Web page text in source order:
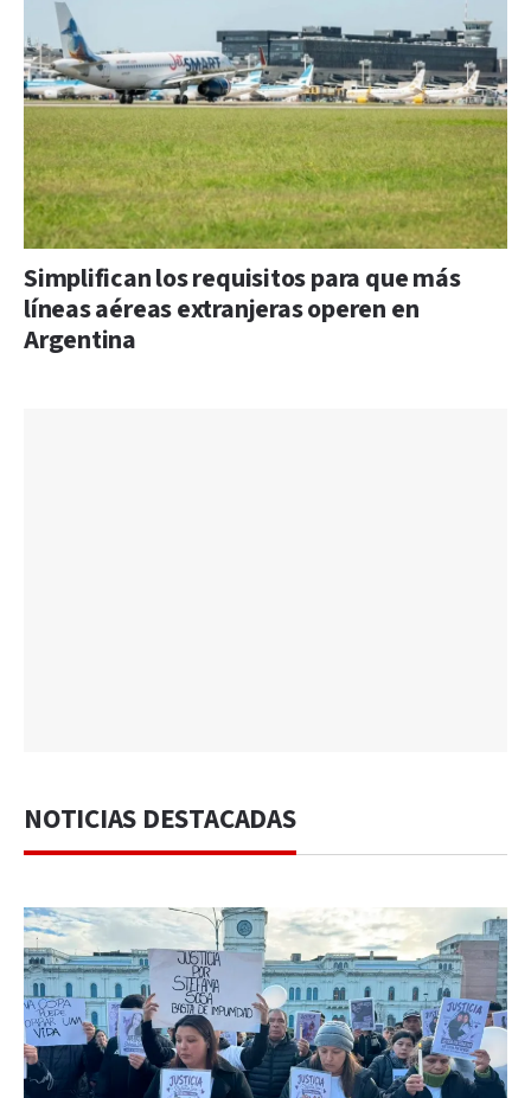
Simplifican los requisitos para que más
líneas aéreas extranjeras operen en
Argentina
NOTICIAS DESTACADAS